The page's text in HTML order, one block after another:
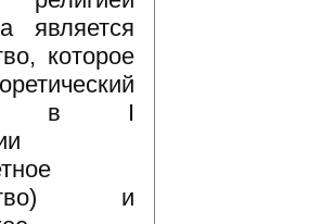
является
которое
в I
и